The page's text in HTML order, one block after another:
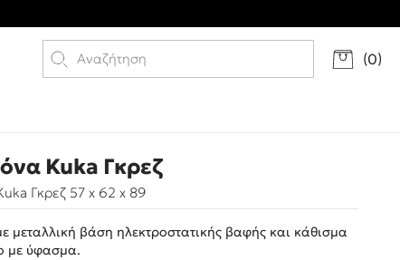
(0)
Kuka Γκρεζ
Γκρεζ 57 x 62 x 89
μεταλλική βάση ηλεκτροστατικής βαφής και κάθισμα
με ύφασμα.